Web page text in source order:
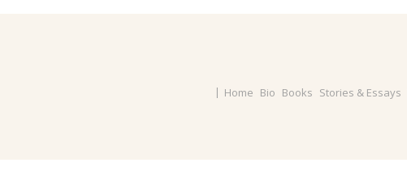
Home Bio Books Stories & Essays